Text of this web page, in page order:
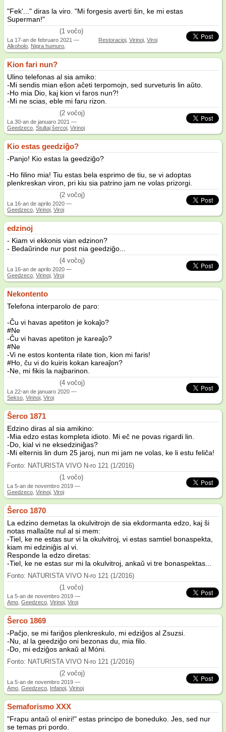
"Fek'..." diras la viro. "Mi forgesis averti ŝin, ke mi estas
Superman!"
(1 voĉo)
La 17-an de februaro 2021 —
Alkoholo, Nigra humuro,
Restoracioj, Virinoj, Viroj
Kion fari nun?
Ulino telefonas al sia amiko:
-Mi sendis mian eŝon aĉeti terpomojn, sed surveturis lin aŭto.
-Ho mia Dio, kaj kion vi faros nun?!
-Mi ne scias, eble mi faru rizon.
/5
(2 voĉoj)
La 30-an de januaro 2021 —
Geedzeco, Stultaj ŝercoj, Virinoj
Kio estas geedziĝo?
-Panjo! Kio estas la geedziĝo?
-Ho filino mia! Tiu estas bela esprimo de tiu, se vi adoptas
plenkreskan viron, pri kiu sia patrino jam ne volas prizorgi.
(2 voĉoj)
La 16-an de aprilo 2020 —
Geedzeco, Virinoj, Viroj
edzinoj
- Kiam vi ekkonis vian edzinon?
- Bedaŭrinde nur post nia geedziĝo...
(4 voĉoj)
La 16-an de aprilo 2020 —
Geedzeco, Virinoj, Viroj
Nekontento
Telefona interparolo de paro:
-Ĉu vi havas apetiton je kokaĵo?
#Ne
-Ĉu vi havas apetiton je kareaĵo?
#Ne
-Vi ne estos kontenta rilate tion, kion mi faris!
#Ho, ĉu vi do kuiris kokan kareaĵon?
-Ne, mi fikis la najbarinon.
(4 voĉoj)
La 22-an de januaro 2020 —
Sekso, Virinoj, Viroj
Ŝerco 1871
Edzino diras al sia amikino:
-Mia edzo estas kompleta idioto. Mi eĉ ne povas rigardi lin.
-Do, kial vi ne eksedziniĝas?
-Mi elternis lin dum 25 jaroj, nun mi jam ne volas, ke li estu feliĉa!
Fonto: NATURISTA VIVO N-ro 121 (1/2016)
(1 voĉo)
La 5-an de novembro 2019 —
Geedzeco Virinoj Viroj
Ŝerco 1870
La edzino demetas la okulvitrojn de sia ekdormanta edzo, kaj ŝi
notas mallaŭte nul al si mem:
-Tiel, ke ne estas sur vi la okulvitroj, vi estas samtiel bonaspekta,
kiam mi edziniĝis al vi.
Responde la edzo diretas:
-Tiel, ke ne estas sur mi la okulvitroj, ankaŭ vi tre bonaspektas...
Fonto: NATURISTA VIVO N-ro 121 (1/2016)
(1 voĉo)
La 5-an de novembro 2019 —
Amo Geedzeco Virinoj Viroj
Ŝerco 1869
-Paĉjo, se mi fariĝos plenkreskulo, mi edziĝos al Zsuzsi.
-Nu, al la geedziĝo oni bezonas du, mia filo.
-Do, mi edziĝos ankaŭ al Móni.
Fonto: NATURISTA VIVO N-ro 121 (1/2016)
/5
(2 voĉoj)
La 5-an de novembro 2019 —
Amo Geedzeco Infanoj Virinoj
Semaforismo XXX
"Frapu antaŭ ol eniri!" estas principo de boneduko. Jes, sed nur
se temas pri pordo.